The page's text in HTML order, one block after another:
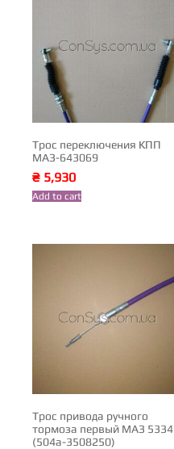
Трос переключения КПП
МАЗ-643069
₴ 5,930
Add to cart
Трос привода ручного
тормоза первый МАЗ 5334
(504а-3508250)